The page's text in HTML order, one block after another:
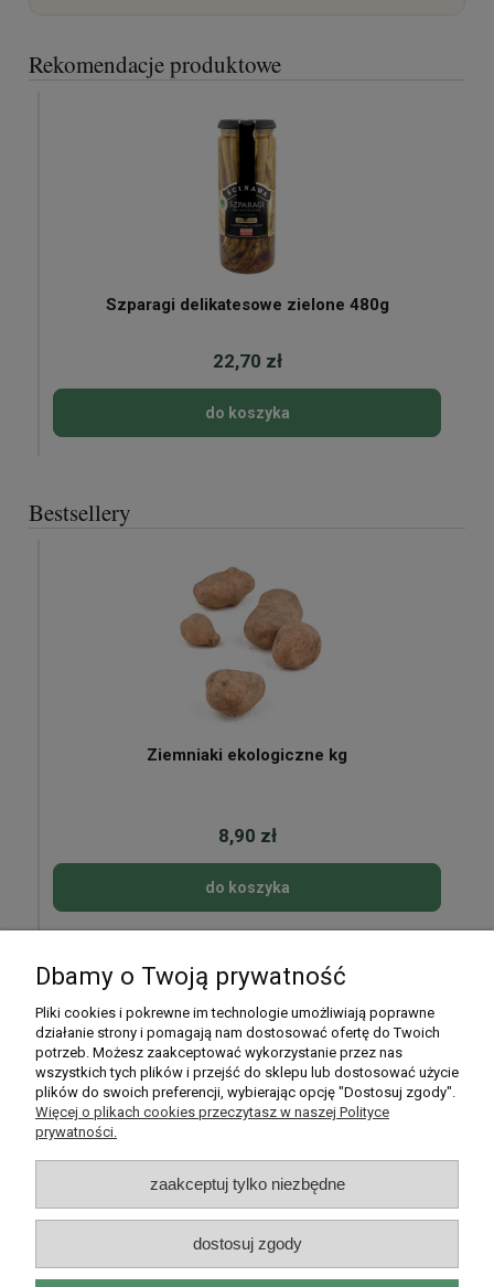
Rekomendacje produktowe
Szparagi delikatesowe zielone 480g
22,70 zł
do koszyka
Bestsellery
Ziemniaki ekologiczne kg
8,90 zł
do koszyka
Moje konto
Płatności i dostawa
Informacje
O nas
Dbamy o Twoją prywatność
Pliki cookies i pokrewne im technologie umożliwiają poprawne
działanie strony i pomagają nam dostosować ofertę do Twoich
potrzeb. Możesz zaakceptować wykorzystanie przez nas
wszystkich tych plików i przejść do sklepu lub dostosować użycie
plików do swoich preferencji, wybierając opcję "Dostosuj zgody".
Więcej o plikach cookies przeczytasz w naszej Polityce
prywatności.
zaakceptuj tylko niezbędne
dostosuj zgody